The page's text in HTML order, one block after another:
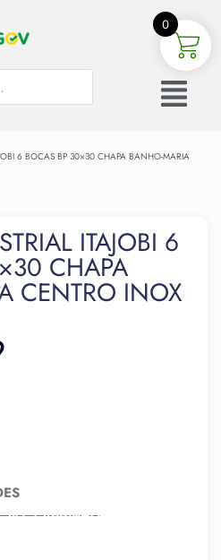
6 BOCAS BP 30×30 CHAPA BANHO-MARIA
ITAJOBI 6
CHAPA
CENTRO INOX
AO CARRINHO
0